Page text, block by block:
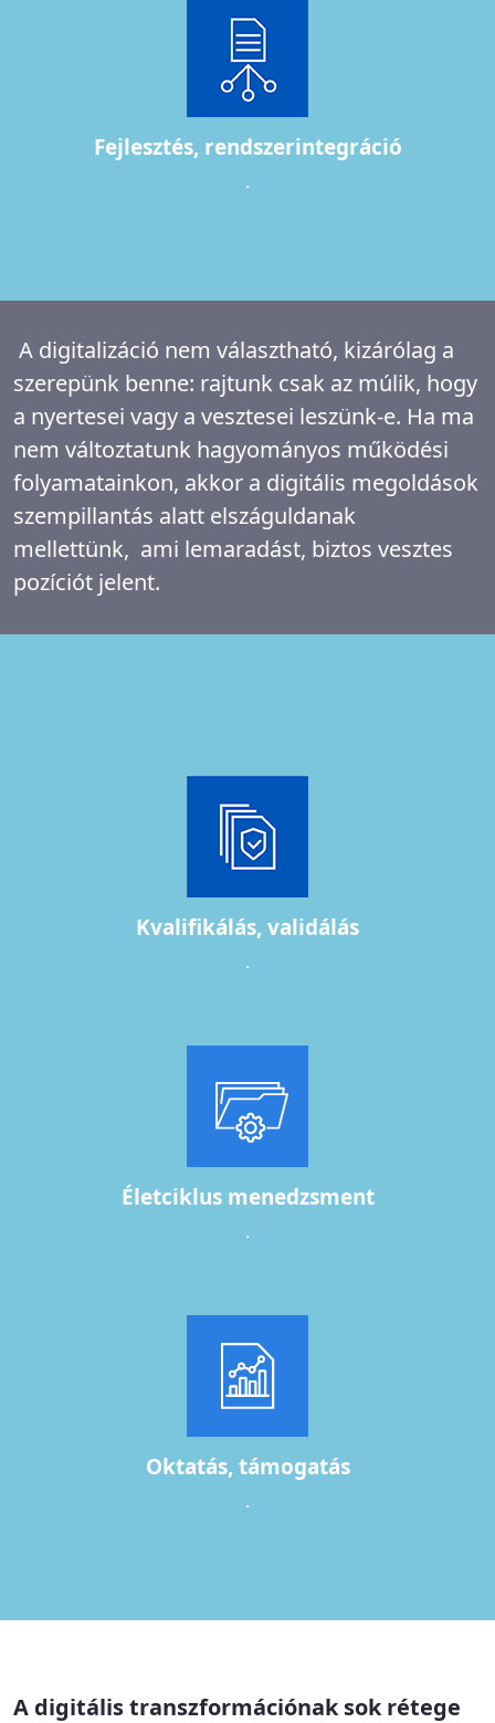
Fejlesztés, rendszerintegráció
.
A digitalizáció nem választható, kizárólag a
szerepünk benne: rajtunk csak az múlik, hogy
a nyertesei vagy a vesztesei leszünk-e. Ha ma
nem változtatunk hagyományos működési
folyamatainkon, akkor a digitális megoldások
szempillantás alatt elszáguldanak
mellettünk, ami lemaradást, biztos vesztes
pozíciót jelent.
Kvalifikálás, validálás
.
Életciklus menedzsment
.
Oktatás, támogatás
.
A digitális transzformációnak sok rétege